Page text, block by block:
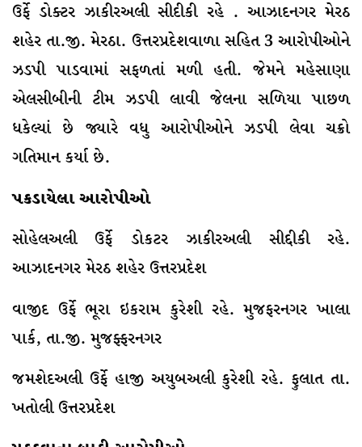
ઉર્ફે ડોક્ટર ઝાકીરઅલી સીદીકી રહે . આઝાદનગર મેરઠ
શહેર તા.જી. મેરઠા. ઉત્તરપ્રદેશવાળા સહિત 3 આરોપીઓને
ઝડપી પાડવામાં સફળતાં મળી હતી. જેમને મહેસાણા
એલસીબીની ટીમ ઝડપી લાવી જેલના સળિયા પાછળ
ધકેલ્યાં છે જ્યારે વધુ આરોપીઓને ઝડપી લેવા ચક્રો
ગતિમાન કર્યા છે.
પકડાયેલા આરોપીઓ
સોહેલઅલી ઉર્ફે ડોકટર ઝાકીરઅલી સીદ્દીકી રહે.
આઝાદનગર મેરઠ શહેર ઉત્તરપ્રદેશ
વાજીદ ઉર્ફે ભૂરા ઇકરામ કુરેશી રહે. મુજફરનગર ખાલા
પાર્ક, તા.જી. મુજફ્ફરનગર
જમશેદઅલી ઉર્ફે હાજી અયુબઅલી કુરેશી રહે. ફુલાત તા.
ખતોલી ઉત્તરપ્રદેશ